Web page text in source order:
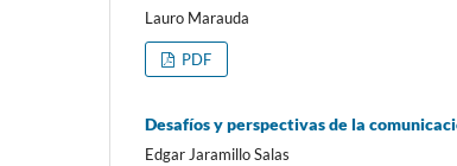
Lauro Marauda
PDF
Desafíos y perspectivas de la
Edgar Jaramillo Salas